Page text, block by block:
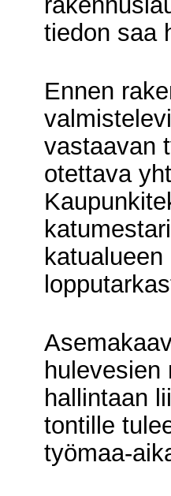
tiedon saa
Ennen
vastaavan
otettava
katualueen
hulevesien
hallintaan
tontille
työmaa-